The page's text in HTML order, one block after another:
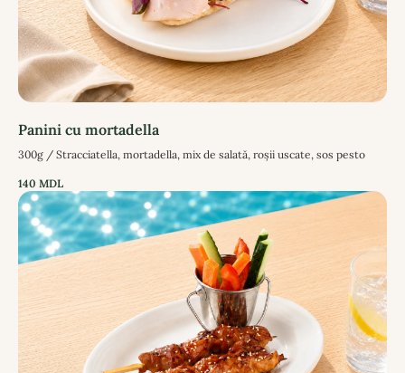
Panini cu mortadella
300g / Stracciatella, mortadella, mix de salată, roșii uscate, sos pesto
140 MDL